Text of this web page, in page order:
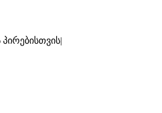
|